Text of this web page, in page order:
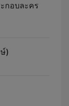
กอบละคร
)